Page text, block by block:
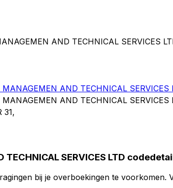
AND TECHNICAL SERVICES
AND TECHNICAL SERVICES
AND TECHNICAL SERVICES
31,
TECHNICAL SERVICES LTD
bij je overboekingen te voorkomen.